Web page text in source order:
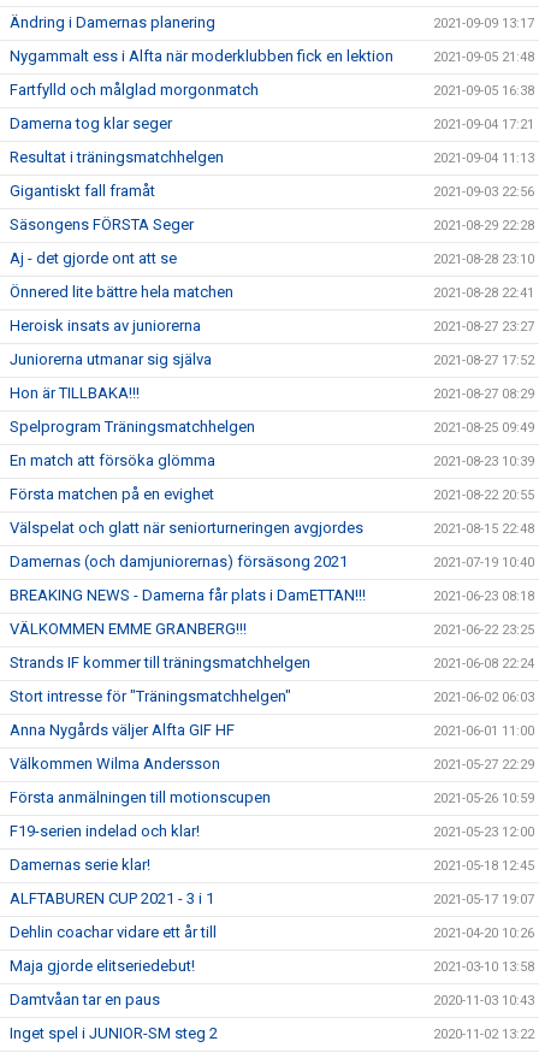
Ändring i Damernas planering 2021-09-09 13:17
Nygammalt ess i Alfta när moderklubben fick en lektion 2021-09-05 21:48
Fartfylld och målglad morgonmatch 2021-09-05 16:38
Damerna tog klar seger 2021-09-04 17:21
Resultat i träningsmatchhelgen 2021-09-04 11:13
Gigantiskt fall framåt 2021-09-03 22:56
Säsongens FÖRSTA Seger 2021-08-29 22:28
Aj - det gjorde ont att se 2021-08-28 23:10
Önnered lite bättre hela matchen 2021-08-28 22:41
Heroisk insats av juniorerna 2021-08-27 23:27
Juniorerna utmanar sig själva 2021-08-27 17:52
Hon är TILLBAKA!!! 2021-08-27 08:29
Spelprogram Träningsmatchhelgen 2021-08-25 09:49
En match att försöka glömma 2021-08-23 10:39
Första matchen på en evighet 2021-08-22 20:55
Välspelat och glatt när seniorturneringen avgjordes 2021-08-15 22:48
Damernas (och damjuniorernas) försäsong 2021 2021-07-19 10:40
BREAKING NEWS - Damerna får plats i DamETTAN!!! 2021-06-23 08:18
VÄLKOMMEN EMME GRANBERG!!! 2021-06-22 23:25
Strands IF kommer till träningsmatchhelgen 2021-06-08 22:24
Stort intresse för "Träningsmatchhelgen" 2021-06-02 06:03
Anna Nygårds väljer Alfta GIF HF 2021-06-01 11:00
Välkommen Wilma Andersson 2021-05-27 22:29
Första anmälningen till motionscupen 2021-05-26 10:59
F19-serien indelad och klar! 2021-05-23 12:00
Damernas serie klar! 2021-05-18 12:45
ALFTABUREN CUP 2021 - 3 i 1 2021-05-17 19:07
Dehlin coachar vidare ett år till 2021-04-20 10:26
Maja gjorde elitseriedebut! 2021-03-10 13:58
Damtvåan tar en paus 2020-11-03 10:43
Inget spel i JUNIOR-SM steg 2 2020-11-02 13:22